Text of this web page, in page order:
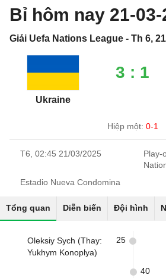
Bỉ hôm nay 21-03-
Giải Uefa Nations League - Th 6,
Ukraine
3 : 1
Hiệp một: 0-1
T6, 02:45 21/03/2025
Play-
Estadio Nueva Condomina
Tổng quan Diễn biến Đội hình
Oleksiy Sych (Thay:
Yukhym Konoplya)
25
40